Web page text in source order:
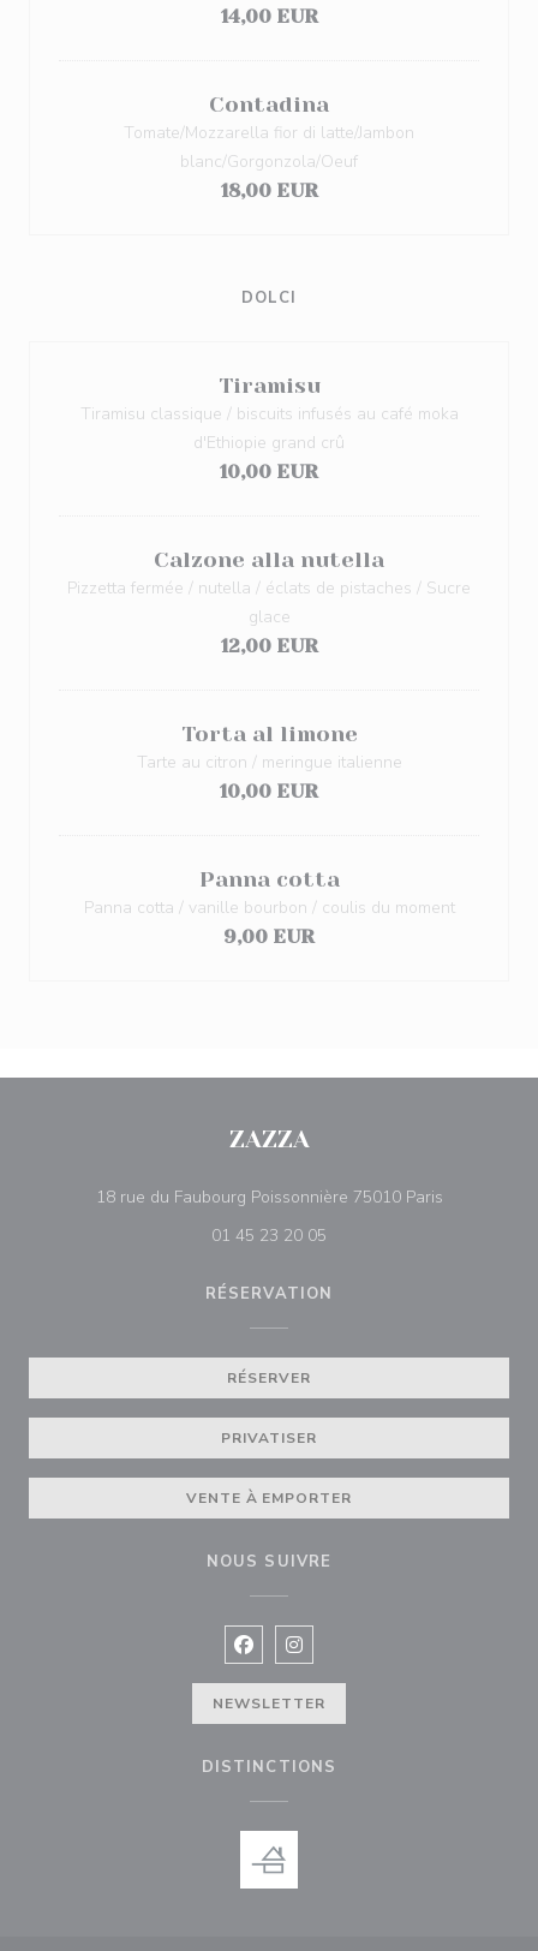
14,00 EUR
Contadina
Tomate/Mozzarella fior di latte/Jambon
blanc/Gorgonzola/Oeuf
18,00 EUR
DOLCI
Tiramisu
Tiramisu classique / biscuits infusés au café moka
d'Ethiopie grand crû
10,00 EUR
Calzone alla nutella
Pizzetta fermée / nutella / éclats de pistaches / Sucre
glace
12,00 EUR
Torta al limone
Tarte au citron / meringue italienne
10,00 EUR
Panna cotta
Panna cotta / vanille bourbon / coulis du moment
9,00 EUR
ZAZZA
18 rue du Faubourg Poissonnière 75010 Paris((ouvre une
01 45 23 20 05
RÉSERVATION
RÉSERVER
PRIVATISER
VENTE À EMPORTER
NOUS SUIVRE
Facebook ((ouvre une nouvelle
Instagram ((ouvre une
NEWSLETTER
DISTINCTIONS